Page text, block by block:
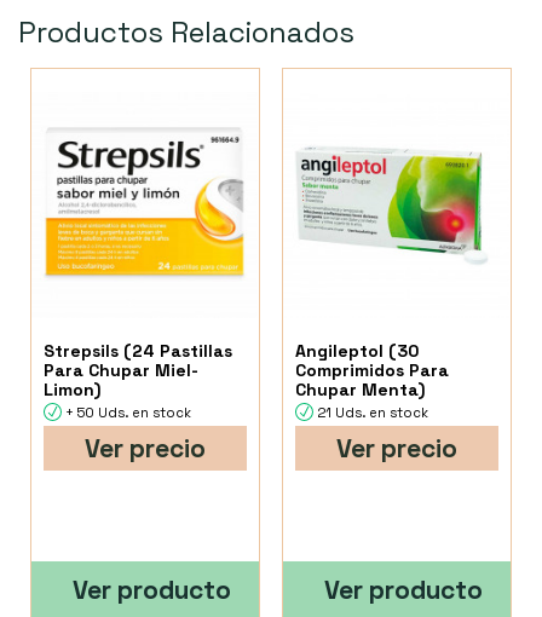
Productos Relacionados
Strepsils (24 Pastillas
Para Chupar Miel-
Limon)
+ 50 Uds. en stock
Ver precio
Ver producto
Angileptol (30
Comprimidos Para
Chupar Menta)
21 Uds. en stock
Ver precio
Ver producto